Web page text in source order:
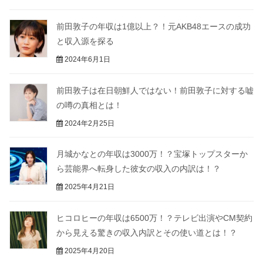
前田敦子の年収は1億以上？！元AKB48エースの成功
と収入源を探る
2024年6月1日
前田敦子は在日朝鮮人ではない！前田敦子に対する嘘
の噂の真相とは！
2024年2月25日
月城かなとの年収は3000万！？宝塚トップスターか
ら芸能界へ転身した彼女の収入の内訳は！？
2025年4月21日
ヒコロヒーの年収は6500万！？テレビ出演やCM契約
から見える驚きの収入内訳とその使い道とは！？
2025年4月20日